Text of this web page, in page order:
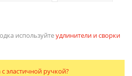
используйтеудлинители и сворки
эластичной ручкой?